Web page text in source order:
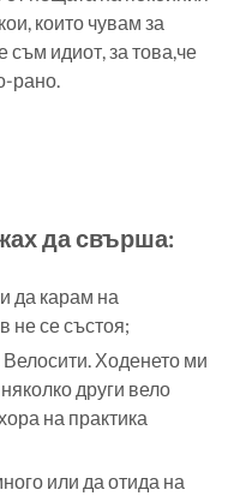
които чувам за
съм идиот, за това,че
рано.
да свърша:
да карам на
не се състоя;
Ходенето ми
други вело
на практика
или да отида на